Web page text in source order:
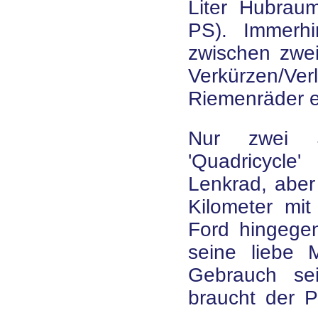
Liter
PS).
zwischen
Verkürzen/
Riemenräder
Nur zwei
Lenkrad,
Kilometer
Ford
seine liebe
Gebrauch
braucht der